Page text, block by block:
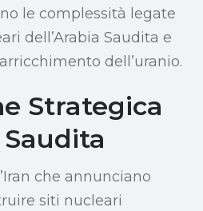
le complessità legate
dell’Arabia Saudita e
dell’uranio.
Strategica
che annunciano
siti nucleari